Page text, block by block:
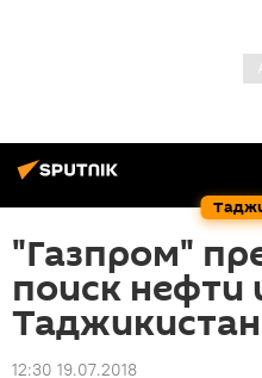
"Газпром"
поиск нефти
12:30 19.07.2018